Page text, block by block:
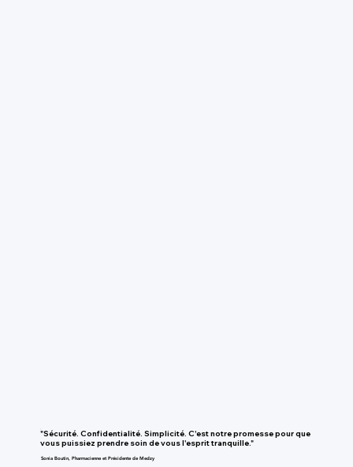
"Sécurité. Confidentialité. Simplicité. C'est notre promesse pour que
vous puissiez prendre soin de vous l'esprit tranquille."
Sonia Boutin, Pharmacienne et Présidente de Medzy